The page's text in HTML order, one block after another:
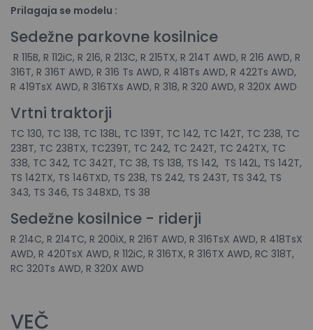
Prilagaja se modelu :
Sedežne parkovne kosilnice
R 115B, R 112iC, R 216, R 213C, R 215TX, R 214T AWD, R 216 AWD, R
316T, R 316T AWD, R 316 Ts AWD, R 418Ts AWD, R 422Ts AWD,
R 419TsX AWD, R 316TXs AWD, R 318, R 320 AWD, R 320X AWD
Vrtni traktorji
TC 130, TC 138, TC 138L, TC 139T, TC 142, TC 142T, TC 238, TC
238T, TC 238TX, TC239T, TC 242, TC 242T, TC 242TX, TC
338, TC 342, TC 342T, TC 38, TS 138, TS 142, TS 142L, TS 142T,
TS 142TX, TS 146TXD, TS 238, TS 242, TS 243T, TS 342, TS
343, TS 346, TS 348XD, TS 38
Sedežne kosilnice - riderji
R 214C, R 214TC, R 200iX, R 216T AWD, R 316TsX AWD, R 418TsX
AWD, R 420TsX AWD, R 112iC, R 316TX, R 316TX AWD, RC 318T,
RC 320Ts AWD, R 320X AWD
VEČ